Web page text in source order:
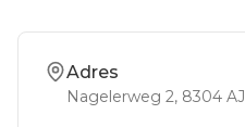
Adres
Nagelerweg 2, 8304 AJ